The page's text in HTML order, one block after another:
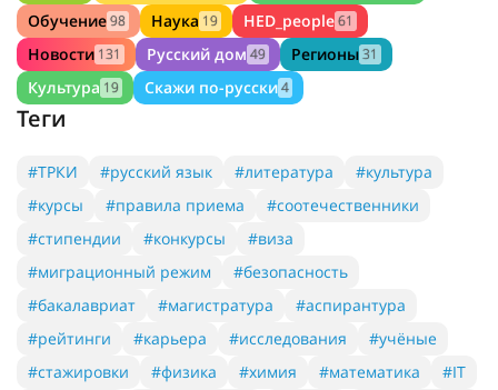
Обучение98 Наука 19 HED_people61
Новости 131 Русский дом 49 Регионы31
Культура 19 Скажи по-русски4
Теги
#ТРКИ #русский язык #литература
#культура
#курсы
#правила приема
#соотечественники
#стипендии
#конкурсы
#виза
#миграционный режим
#безопасность
#бакалавриат
#магистратура
#аспирантура
#рейтинги
#карьера #исследования
#учёные
#стажировки
#физика #химия #математика
#IT